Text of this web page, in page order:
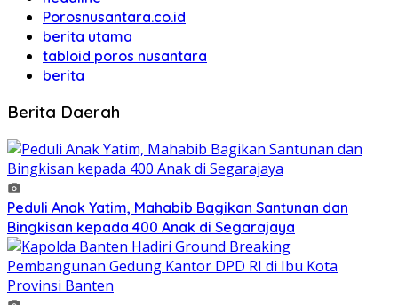
Porosnusantara.co.id
berita utama
tabloid poros nusantara
berita
Berita Daerah
Peduli Anak Yatim, Mahabib Bagikan Santunan dan
Bingkisan kepada 400 Anak di Segarajaya